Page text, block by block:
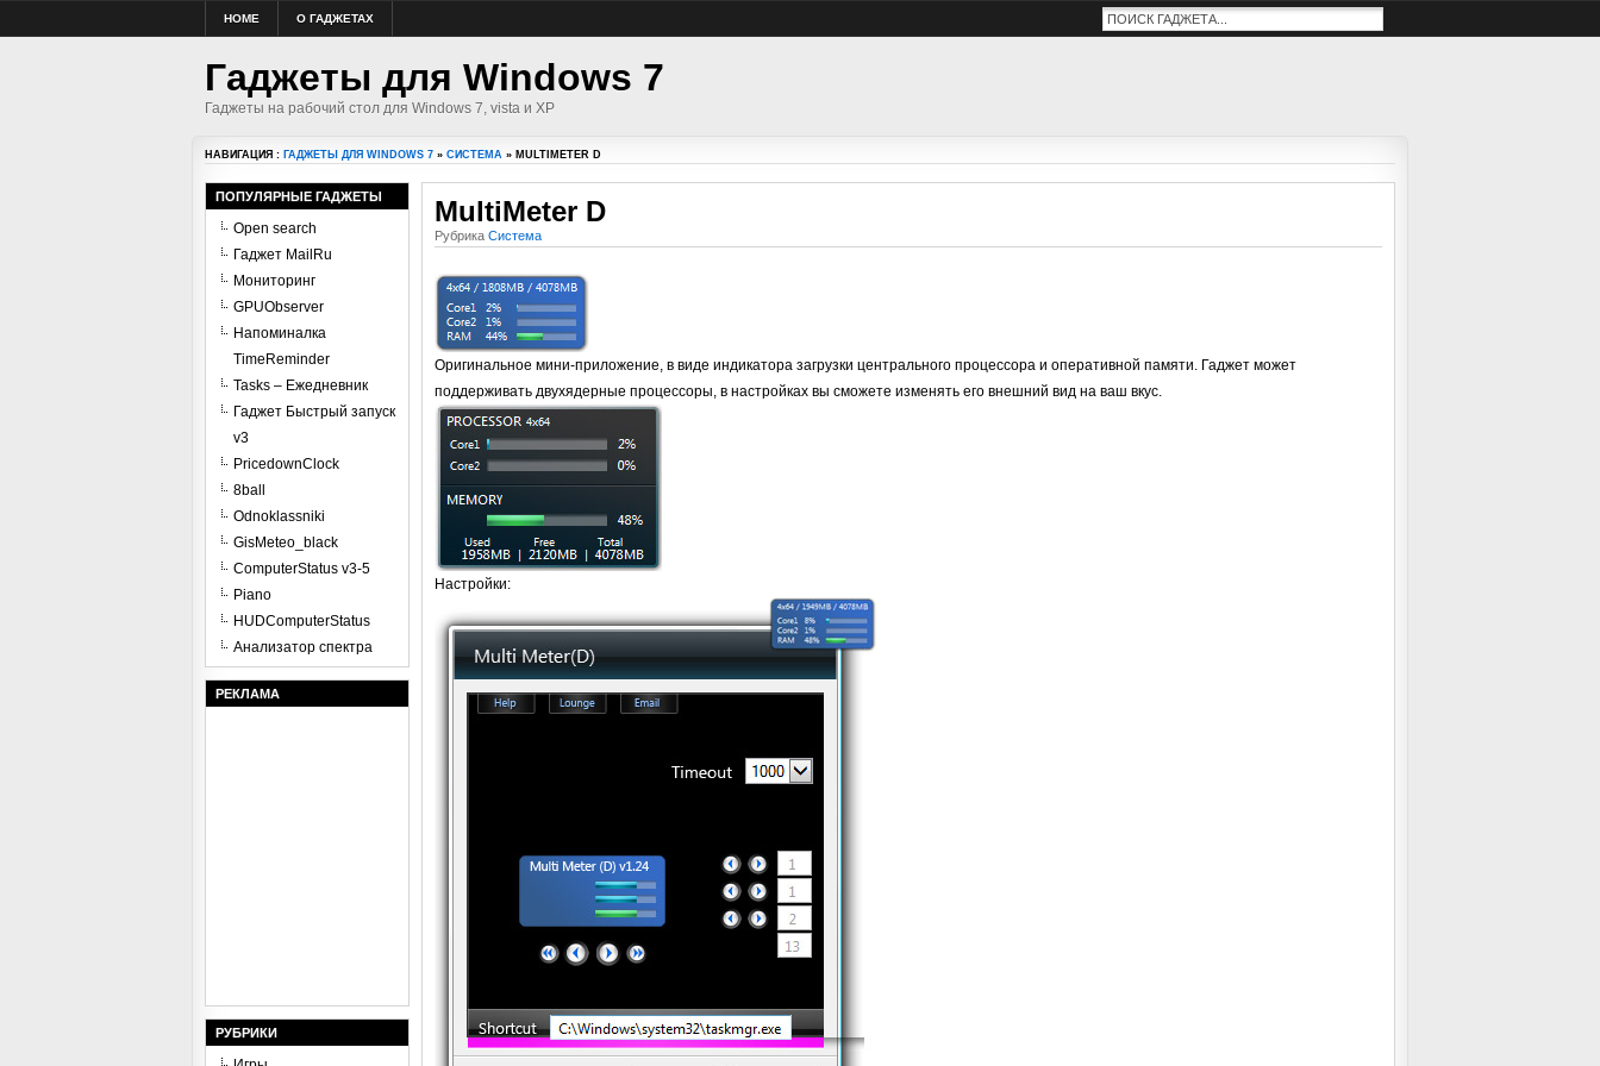
HOME О ГАДЖЕТАХ
Гаджеты для Windows 7
Гаджеты на рабочий стол для Windows 7, vista и XP
НАВИГАЦИЯ : ГАДЖЕТЫ ДЛЯ WINDOWS 7 » СИСТЕМА » MULTIMETER D
MultiMeter D
Рубрика Система
Оригинальное мини-приложение, в виде индикатора загрузки центрального процессора и оперативной памяти. Гаджет может
поддерживать двухядерные процессоры, в настройках вы сможете изменять его внешний вид на ваш вкус.
Настройки:
ПОПУЛЯРНЫЕ ГАДЖЕТЫ
Open search
Гаджет MailRu
Мониторинг
GPUObserver
Напоминалка
TimeReminder
Tasks – Ежедневник
Гаджет Быстрый запуск
v3
PricedownClock
8ball
Odnoklassniki
GisMeteo_black
ComputerStatus v3-5
Piano
HUDComputerStatus
Анализатор спектра
РЕКЛАМА
РУБРИКИ